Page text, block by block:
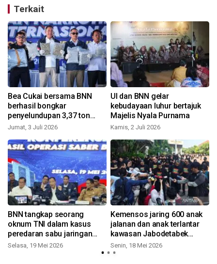
Terkait
Bea Cukai bersama BNN
berhasil bongkar
penyelundupan 3,37 ton
narkotika lewat X-ray
Jumat, 3 Juli 2026
UI dan BNN gelar
kebudayaan luhur bertajuk
Majelis Nyala Purnama
Kamis, 2 Juli 2026
BNN tangkap seorang
oknum TNI dalam kasus
peredaran sabu jaringan
Aceh-Bogor
Selasa, 19 Mei 2026
Kemensos jaring 600 anak
jalanan dan anak terlantar
kawasan Jabodetabek
masuk Sekolah Rakyat
Senin, 18 Mei 2026